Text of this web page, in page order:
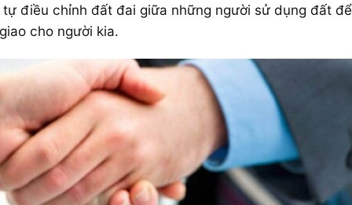
điều chỉnh đất đai giữa những người sử dụng đất
cho người kia.